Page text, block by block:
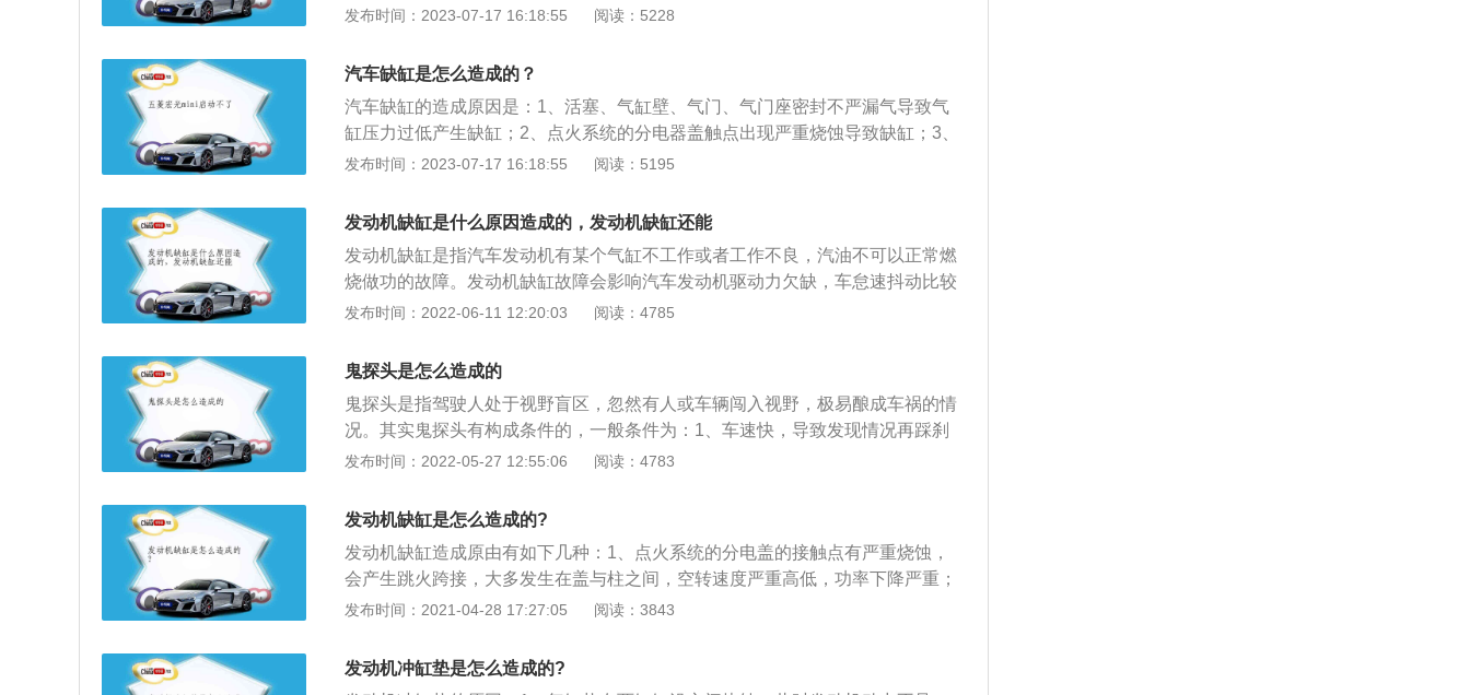
严重；2、点火线圈出现故障，点火线圈出现问题后也容易出现动力下降，严重
火；5、火花塞积碳过多，在燃油湿润后，相当于火花塞电极间并联分路电阻，
造成火花塞漏电、跳火过弱，严重时火花塞不能工作；6、燃油喷射重要部分的
喷油嘴，喷油嘴聚有积碳，喷油嘴滤网堵塞，不能精确喷射和雾化，极易卡死喷
油嘴，喷油嘴的积碳也容易导致冷启动困难。
发布时间：2023-07-17 16:18:55 阅读：5228
汽车缺缸是怎么造成的？
汽车缺缸的造成原因是：1、活塞、气缸壁、气门、气门座密封不严漏气导致气
缸压力过低产生缺缸；2、点火系统的分电器盖触点出现严重烧蚀导致缺缸；3、
管道漏气会使空气经过有漏气的管道进入气缸，导致发动机不能正常工作造成缺
导致缺缸；5、喷油嘴聚有积碳堵塞不能精确喷射和雾化，容易卡死喷油嘴造成
缺缸运行。
发布时间：2023-07-17 16:18:55 阅读：5195
发动机缺缸是什么原因造成的，发动机缺缸还能
发动机缺缸是指汽车发动机有某个气缸不工作或者工作不良，汽油不可以正常燃
烧做功的故障。发动机缺缸故障会影响汽车发动机驱动力欠缺，车怠速抖动比较
严重,驾驶噪声大等,而且发动机灯亮也会开启。发动机缺缸是什么原因造成的1、
于盖紧相对应的柱头相互之间，怠速比较严重的时高时低，驱动力降低比较严
重；2、点火线圈出现故障，点火线圈产生问题后也容易产生驱动力降低，比较
严重瞬间死火灭车；3、缸线损耗；4、汽车火花塞电跳位置不在火花塞间隙或汽
车火花塞不跳火；5、火花塞积碳过多，在燃油湿润后，相当于汽车火花塞电极
间并联分路电阻，导致汽车火花塞漏电、跳火过弱，比较严重时汽车火花塞不可
不可以精准喷射和雾化，非常容易卡住喷油嘴，喷油嘴的积碳也容易影响冷启动
困难。发动机缺缸还能开吗发动机缺缸不可以开。汽车发动机气缸欠缺典型地表
现为汽车发动机工作不正常或功率欠缺，汽车发动机在高、中、低速时运转不
动机的影响很大，例如发动机转速、功率降低、燃油消耗、废气污染、加速运转
车火花塞衰老或无效，喷油器堵塞，油泵压力欠缺，混合气浓度太高或太低。经
发布时间：2022-06-11 12:20:03 阅读：4785
鬼探头是怎么造成的
鬼探头是指驾驶人处于视野盲区，忽然有人或车辆闯入视野，极易酿成车祸的情
况。其实鬼探头有构成条件的，一般条件为：1、车速快，导致发现情况再踩刹
车已经迟了。2、车辆前方的两边有障碍物，有盲区。3、处于盲区内的人或者车
探头事件。而根据相关法律规定，行人在人行道上被撞，机动车负有主要责任，
如果行人不在人行道上被撞，机动车要负次要责任。怎么说机动车还是有责任
的，为了避免酿成惨祸，大家开车时必须谨慎，过鬼探头事故高发路段，车速低
于30km/h比较稳妥。
发布时间：2022-05-27 12:55:06 阅读：4783
发动机缺缸是怎么造成的?
发动机缺缸造成原由有如下几种：1、点火系统的分电盖的接触点有严重烧蚀，
会产生跳火跨接，大多发生在盖与柱之间，空转速度严重高低，功率下降严重；
2、点火线圈故障也会导致缺缸现象，往往出现点火线圈的问题，会使配电盖烧
也会造成发动机缺缸，缸线是否正常工作，直接拆下分缸线，插上火花塞，着车
看一下就知道了，各缸一对比就知道了。
发布时间：2021-04-28 17:27:05 阅读：3843
发动机冲缸垫是怎么造成的?